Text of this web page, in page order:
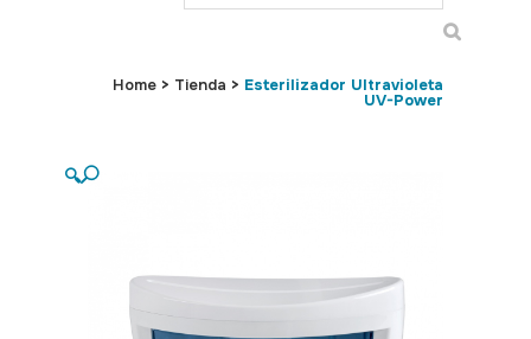
c
Home > Tienda > Esterilizador Ultravioleta
UV-Power
🔍